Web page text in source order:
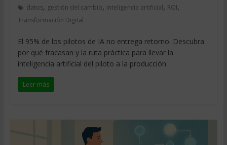
datos, gestión del cambio, inteligencia artificial, ROI,
Transformación Digital
El 95% de los pilotos de IA no entrega retorno. Descubra
por qué fracasan y la ruta práctica para llevar la
inteligencia artificial del piloto a la producción.
Leer más